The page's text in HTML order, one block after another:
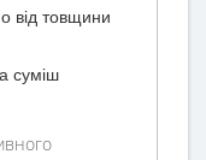
від товщини
суміш